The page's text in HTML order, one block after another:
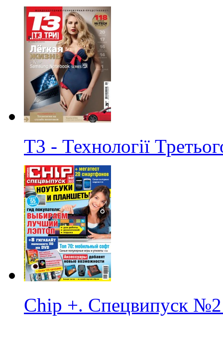
Т3 - Технології
Chip +. Спецвипуск №2